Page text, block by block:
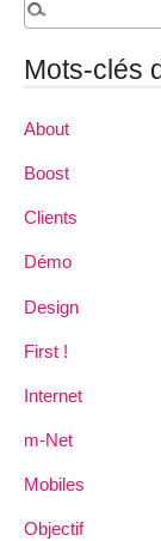
Mots-clés
About
Boost
Clients
Démo
Design
First !
Internet
m-Net
Mobiles
Objectif